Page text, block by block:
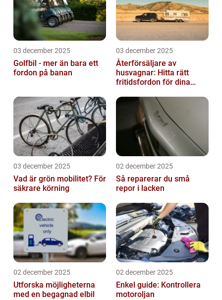
03 december 2025
Golfbil - mer än bara ett
fordon på banan
03 december 2025
Återförsäljare av
husvagnar: Hitta rätt
fritidsfordon för dina
03 december 2025
Vad är grön mobilitet? För
säkrare körning
02 december 2025
Så reparerar du små
repor i lacken
02 december 2025
Utforska möjligheterna
med en begagnad elbil
02 december 2025
Enkel guide: Kontrollera
motoroljan